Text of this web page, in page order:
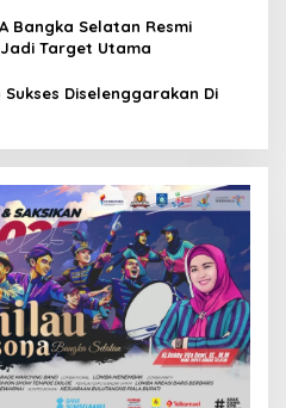
Bangka Selatan Resmi
Target Utama
Diselenggarakan Di